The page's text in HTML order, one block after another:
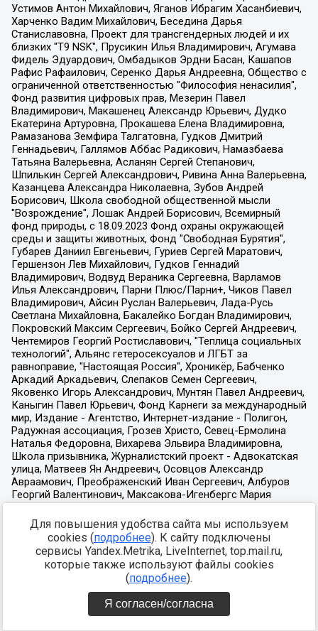
Для повышения удобства сайта мы используем
cookies (подробнее). К сайту подключены
сервисы Yandex.Metrika, LiveInternet, top.mail.ru,
которые также используют файлы cookies
(подробнее).
Я согласен/согласна